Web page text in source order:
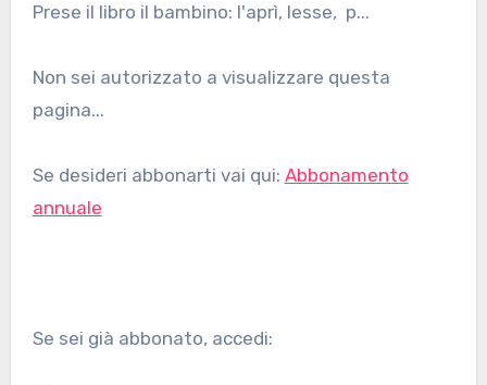
Prese il libro il bambino: l'aprì, lesse, p...
Non sei autorizzato a visualizzare questa
pagina...
Se desideri abbonarti vai qui: Abbonamento
annuale
Se sei già abbonato, accedi: